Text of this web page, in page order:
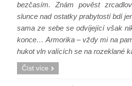
bezčasím. Znám pověst
slunce nad ostatky prabytostí bdí
sama ze sebe se odvíjející však
konce… Armorika – vždy mi na
hukot vln valících se na rozeklané
Číst více